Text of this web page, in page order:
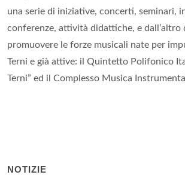
una serie di iniziative, concerti, seminari,
conferenze, attività didattiche, e dall’altro
promuovere le forze musicali nate per
Terni e già attive: il Quintetto Polifonico
Terni” ed il Complesso Musica
NOTIZIE